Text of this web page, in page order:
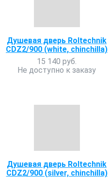
Душевая дверь Roltechnik
CDZ2/900 (white, chinchilla)
15 140 руб.
Не доступно к заказу
Душевая дверь Roltechnik
CDZ2/900 (silver, chinchilla)